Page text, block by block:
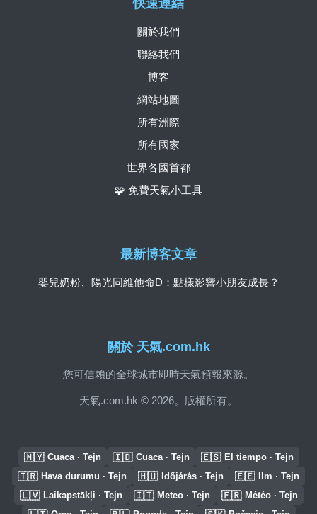
關於 天氣.com.hk
您可信賴的全球城市即時天氣預報來源。
天氣.com.hk © 2026。版權所有。
快速連結
關於我們
聯絡我們
博客
網站地圖
所有洲際
所有國家
世界各國首都
🧩 免費天氣小工具
最新博客文章
嬰兒奶粉、陽光同維他命D：點樣影響小朋友成長？
🇲🇾 Cuaca · Tejn 🇮🇩 Cuaca · Tejn 🇪🇸 El tiempo · Tejn
🇹🇷 Hava durumu · Tejn 🇭🇺 Időjárás · Tejn 🇪🇪 Ilm · Tejn
🇱🇻 Laikapstākļi · Tejn 🇮🇹 Meteo · Tejn 🇫🇷 Météo · Tejn